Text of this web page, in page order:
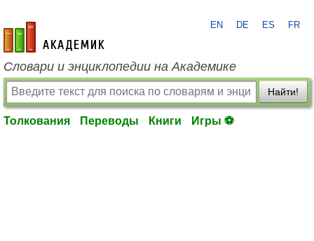
academic.ru
EN DE ES FR
Словари и энциклопедии на Академике
Найти!
Толкования Переводы Книги Игры ⚽